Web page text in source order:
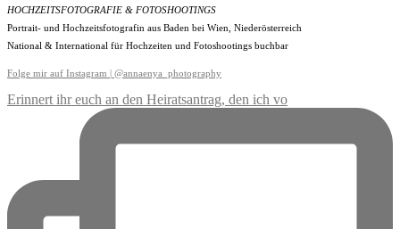
HOCHZEITSFOTOGRAFIE & FOTOSHOOTINGS
Portrait- und Hochzeitsfotografin aus Baden bei Wien, Niederösterreich
National & International für Hochzeiten und Fotoshootings buchbar
Folge mir auf Instagram | @annaenya_photography
Erinnert ihr euch an den Heiratsantrag, den ich vo